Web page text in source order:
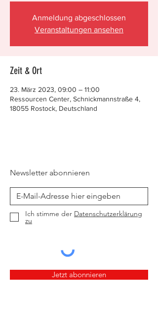
Anmeldung abgeschlossen
Veranstaltungen ansehen
Zeit & Ort
23. März 2023, 09:00 – 11:00
Ressourcen Center, Schnickmannstraße 4,
18055 Rostock, Deutschland
Newsletter abonnieren
Ich stimme der Datenschutzerklärung
zu
Jetzt abonnieren